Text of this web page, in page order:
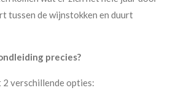
tussen de wijnstokken en duurt
precies?
2 verschillende opties: